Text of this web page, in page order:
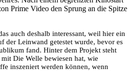
Prime Video den Sprung an die Spitze
auch deshalb interessant, weil hier ein
der Leinwand getestet wurde, bevor es
fand. Hinter dem Projekt steht
Die Welle bewiesen hat, wie
inszeniert werden können, wenn